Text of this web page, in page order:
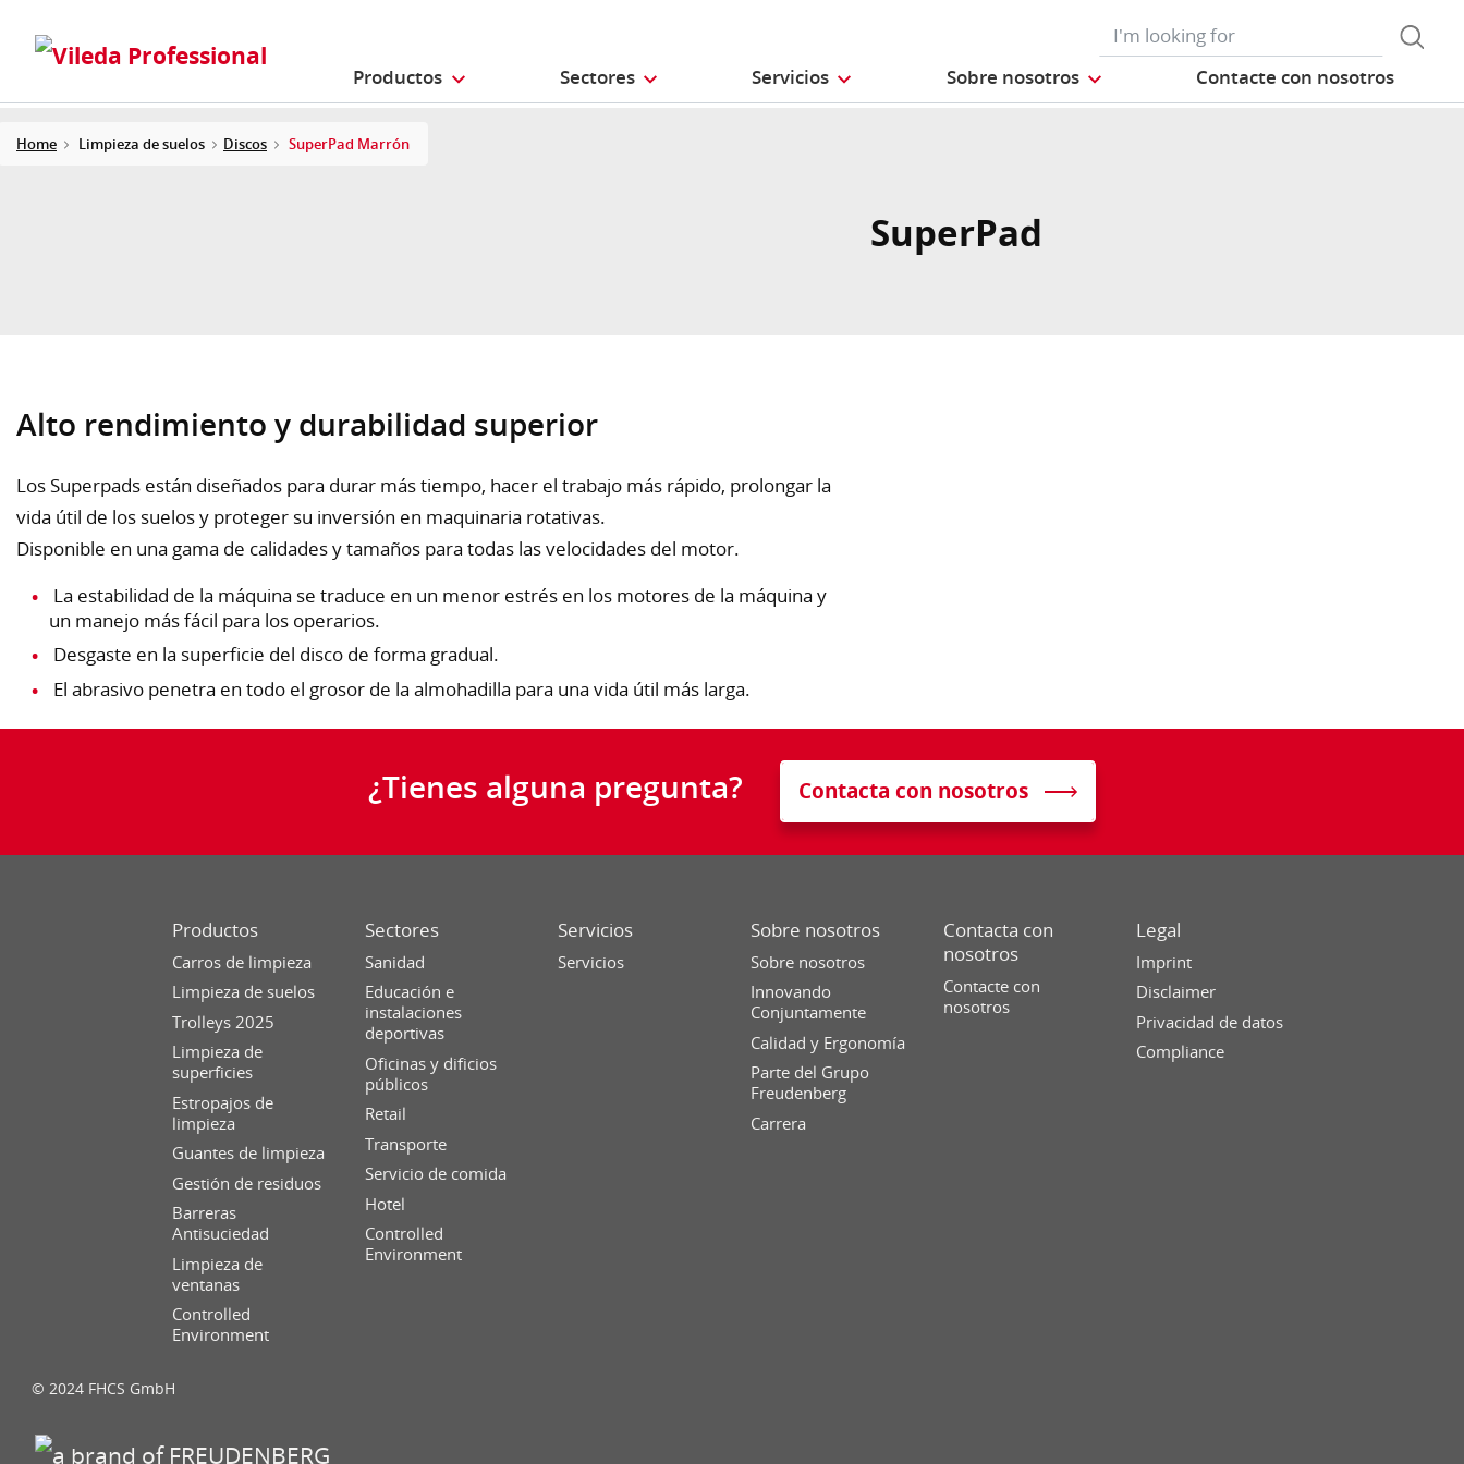
Productos Sectores Servicios Sobre nosotros Contacte con nosotros
Home Limpieza de suelos Discos SuperPad Marrón
SuperPad
Alto rendimiento y durabilidad superior
Los Superpads están diseñados para durar más tiempo, hacer el trabajo más rápido, prolongar la
vida útil de los suelos y proteger su inversión en maquinaria rotativas.
Disponible en una gama de calidades y tamaños para todas las velocidades del motor.
La estabilidad de la máquina se traduce en un menor estrés en los motores de la máquina y
un manejo más fácil para los operarios.
Desgaste en la superficie del disco de forma gradual.
El abrasivo penetra en todo el grosor de la almohadilla para una vida útil más larga.
¿Tienes alguna pregunta? Contacta con nosotros
Productos
Carros de limpieza
Limpieza de suelos
Trolleys 2025
Limpieza de
superficies
Estropajos de
limpieza
Guantes de limpieza
Gestión de residuos
Barreras
Antisuciedad
Limpieza de
ventanas
Controlled
Environment
Sectores
Sanidad
Educación e
instalaciones
deportivas
Oficinas y dificios
públicos
Retail
Transporte
Servicio de comida
Hotel
Controlled
Environment
Servicios
Servicios
Sobre nosotros
Sobre nosotros
Innovando
Conjuntamente
Calidad y Ergonomía
Parte del Grupo
Freudenberg
Carrera
Contacta con
nosotros
Contacte con
nosotros
Legal
Imprint
Disclaimer
Privacidad de datos
Compliance
© 2024 FHCS GmbH